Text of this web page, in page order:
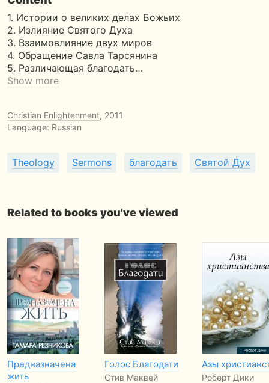
1. Истории о великих делах Божьих
2. Излияние Святого Духа
3. Взаимовлияние двух миров
4. Обращение Савла Тарсянина
5. Различающая благодать…
Show more
Christian Enlightenment, 2011
Language: Russian
Theology Sermons благодать Святой Дух
Related to books you've viewed
Предназначена
жить
Голос Благодати
Стив Маквей
Азы
Роберт Дики